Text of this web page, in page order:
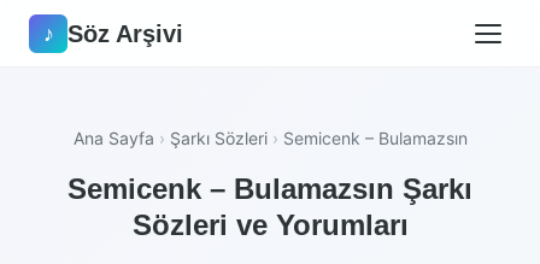
♪ Söz Arşivi
Ana Sayfa › Şarkı Sözleri › Semicenk – Bulamazsın
Semicenk – Bulamazsın Şarkı
Sözleri ve Yorumları